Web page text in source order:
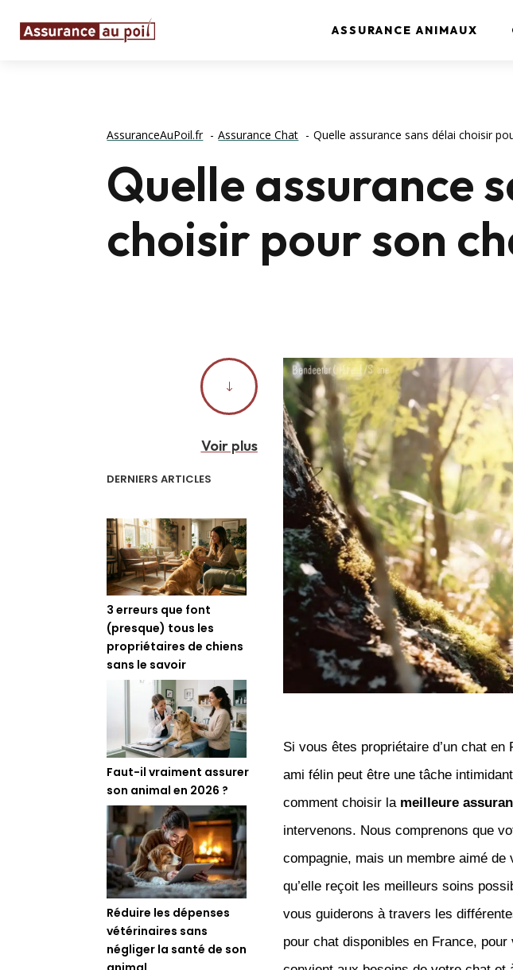
ASSURANCE ANIMAUX
AssuranceAuPoil.fr Assurance Chat Quelle assurance sans délai choisir
Quelle assurance
choisir pour son
"
Voir plus
DERNIERS ARTICLES
3 erreurs que font
(presque) tous les
propriétaires de chiens
sans le savoir
Faut-il vraiment assurer
son animal en 2026 ?
Réduire les dépenses
vétérinaires sans
négliger la santé de son
Si vous êtes propriétaire d’un chat
ami félin peut être une tâche
comment choisir la meilleure
intervenons. Nous comprenons que
compagnie, mais un membre aimé
qu’elle reçoit les meilleurs soins
vous guiderons à travers les
pour chat disponibles en France,